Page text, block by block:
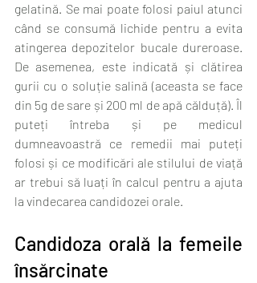
gelatină. Se mai poate folosi paiul atunci
când se consumă lichide pentru a evita
atingerea depozitelor bucale dureroase.
De asemenea, este indicată și clătirea
gurii cu o soluție salină (aceasta se face
din 5g de sare și 200 ml de apă călduță). Îl
puteți întreba și pe medicul
dumneavoastră ce remedii mai puteți
folosi și ce modificări ale stilului de viață
ar trebui să luați în calcul pentru a ajuta
la vindecarea candidozei orale.
Candidoza orală la femeile
însărcinate